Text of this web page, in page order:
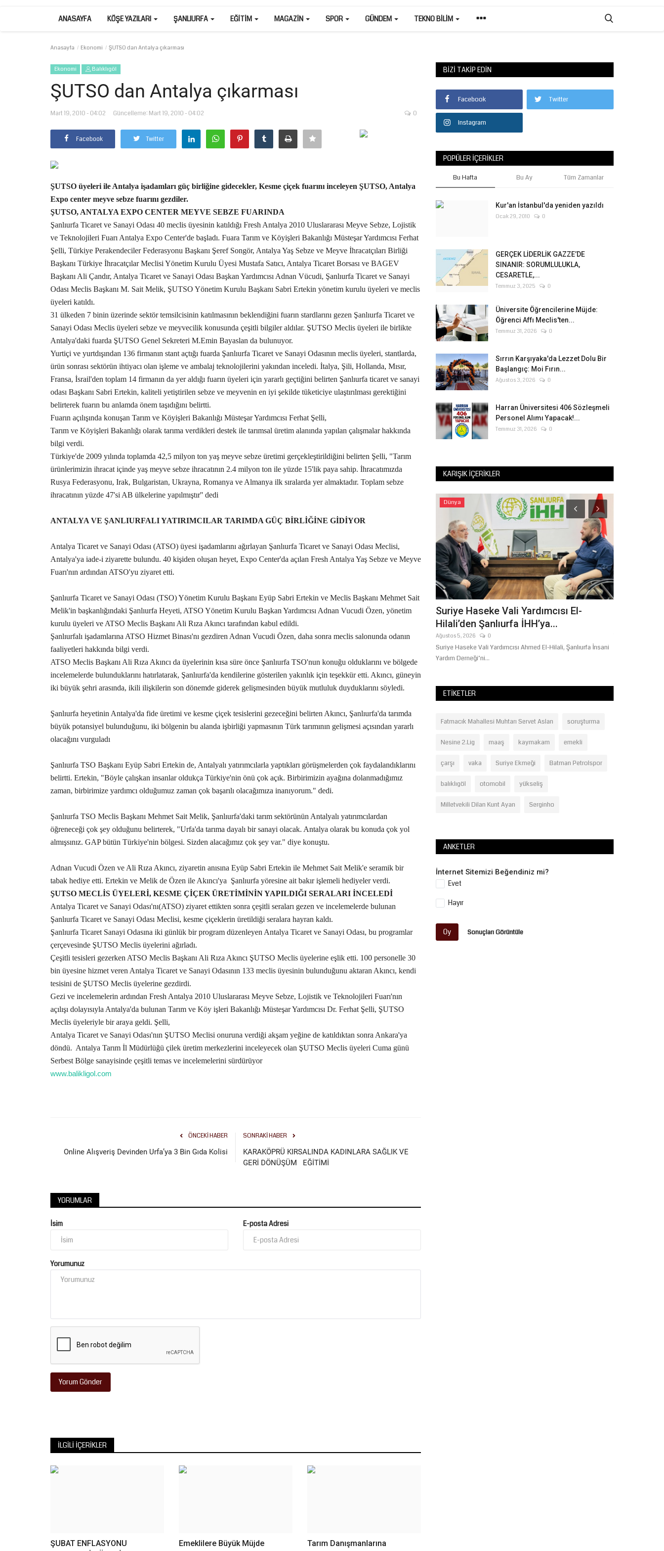
ANASAYFA KÖŞE YAZILARI ŞANLIURFA EĞITIM MAGAZIN SPOR GÜNDEM TEKNO BILIM
Anasayfa Ekonomi ŞUTSO dan Antalya çıkarması
Ekonomi Balıklıgöl
ŞUTSO dan Antalya çıkarması
Mart 19, 2010 - 04:02 Güncelleme: Mart 19, 2010 - 04:02 0
Facebook Twitter
ŞUTSO üyeleri ile Antalya işadamları güç birliğine gidecekler, Kesme çiçek fuarını inceleyen ŞUTSO, Antalya
Expo center meyve sebze fuarını gezdiler.
ŞUTSO, ANTALYA EXPO CENTER MEYVE SEBZE FUARINDA
Şanlıurfa Ticaret ve Sanayi Odası 40 meclis üyesinin katıldığı Fresh Antalya 2010 Uluslararası Meyve Sebze, Lojistik
ve Teknolojileri Fuarı Antalya Expo Center'de başladı. Fuara Tarım ve Köyişleri Bakanlığı Müsteşar Yardımcısı Ferhat
Şelli, Türkiye Perakendeciler Federasyonu Başkanı Şeref Songör, Antalya Yaş Sebze ve Meyve İhracatçıları Birliği
Başkanı Türkiye İhracatçılar Meclisi Yönetim Kurulu Üyesi Mustafa Satıcı, Antalya Ticaret Borsası ve BAGEV
Başkanı Ali Çandır, Antalya Ticaret ve Sanayi Odası Başkan Yardımcısı Adnan Vücudi, Şanlıurfa Ticaret ve Sanayi
Odası Meclis Başkanı M. Sait Melik, ŞUTSO Yönetim Kurulu Başkanı Sabri Ertekin yönetim kurulu üyeleri ve meclis
üyeleri katıldı.
31 ülkeden 7 binin üzerinde sektör temsilcisinin katılmasının beklendiğini fuarın stardlarını gezen Şanlıurfa Ticaret ve
Sanayi Odası Meclis üyeleri sebze ve meyvecilik konusunda çeşitli bilgiler aldılar. ŞUTSO Meclis üyeleri ile birlikte
Antalya'daki fuarda ŞUTSO Genel Sekreteri M.Emin Bayaslan da bulunuyor.
Yurtiçi ve yurtdışından 136 firmanın stant açtığı fuarda Şanlıurfa Ticaret ve Sanayi Odasının meclis üyeleri, stantlarda,
ürün sonrası sektörün ihtiyacı olan işleme ve ambalaj teknolojilerini yakından inceledi. İtalya, Şili, Hollanda, Mısır,
Fransa, İsrail'den toplam 14 firmanın da yer aldığı fuarın üyeleri için yararlı geçtiğini belirten Şanlıurfa ticaret ve sanayi
odası Başkanı Sabri Ertekin, kaliteli yetiştirilen sebze ve meyvenin en iyi şekilde tüketiciye ulaştırılması gerektiğini
belirterek fuarın bu anlamda önem taşıdığını belirtti.
Fuarın açılışında konuşan Tarım ve Köyişleri Bakanlığı Müsteşar Yardımcısı Ferhat Şelli,
Tarım ve Köyişleri Bakanlığı olarak tarıma verdikleri destek ile tarımsal üretim alanında yapılan çalışmalar hakkında
bilgi verdi.
Türkiye'de 2009 yılında toplamda 42,5 milyon ton yaş meyve sebze üretimi gerçekleştirildiğini belirten Şelli, "Tarım
ürünlerimizin ihracat içinde yaş meyve sebze ihracatının 2.4 milyon ton ile yüzde 15'lik paya sahip. İhracatımızda
Rusya Federasyonu, Irak, Bulgaristan, Ukrayna, Romanya ve Almanya ilk sıralarda yer almaktadır. Toplam sebze
ihracatının yüzde 47'si AB ülkelerine yapılmıştır'' dedi
ANTALYA VE ŞANLIURFALI YATIRIMCILAR TARIMDA GÜÇ BİRLİĞİNE GİDİYOR
Antalya Ticaret ve Sanayi Odası (ATSO) üyesi işadamlarını ağırlayan Şanlıurfa Ticaret ve Sanayi Odası Meclisi,
Antalya'ya iade-i ziyarette bulundu. 40 kişiden oluşan heyet, Expo Center'da açılan Fresh Antalya Yaş Sebze ve Meyve
Fuarı'nın ardından ATSO'yu ziyaret etti.
Şanlıurfa Ticaret ve Sanayi Odası (TSO) Yönetim Kurulu Başkanı Eyüp Sabri Ertekin ve Meclis Başkanı Mehmet Sait
Melik'in başkanlığındaki Şanlıurfa Heyeti, ATSO Yönetim Kurulu Başkan Yardımcısı Adnan Vucudi Özen, yönetim
kurulu üyeleri ve ATSO Meclis Başkanı Ali Rıza Akıncı tarafından kabul edildi.
Şanlıurfalı işadamlarına ATSO Hizmet Binası'nı gezdiren Adnan Vucudi Özen, daha sonra meclis salonunda odanın
faaliyetleri hakkında bilgi verdi.
ATSO Meclis Başkanı Ali Rıza Akıncı da üyelerinin kısa süre önce Şanlıurfa TSO'nun konuğu olduklarını ve bölgede
incelemelerde bulunduklarını hatırlatarak, Şanlıurfa'da kendilerine gösterilen yakınlık için teşekkür etti. Akıncı, güneyin
iki büyük şehri arasında, ikili ilişkilerin son dönemde giderek gelişmesinden büyük mutluluk duyduklarını söyledi.
Şanlıurfa heyetinin Antalya'da fide üretimi ve kesme çiçek tesislerini gezeceğini belirten Akıncı, Şanlıurfa'da tarımda
büyük potansiyel bulunduğunu, iki bölgenin bu alanda işbirliği yapmasının Türk tarımının gelişmesi açısından yararlı
olacağını vurguladı
Şanlıurfa TSO Başkanı Eyüp Sabri Ertekin de, Antalyalı yatırımcılarla yaptıkları görüşmelerden çok faydalandıklarını
belirtti. Ertekin, "Böyle çalışkan insanlar oldukça Türkiye'nin önü çok açık. Birbirimizin ayağına dolanmadığımız
zaman, birbirimize yardımcı olduğumuz zaman çok başarılı olacağımıza inanıyorum." dedi.
Şanlıurfa TSO Meclis Başkanı Mehmet Sait Melik, Şanlıurfa'daki tarım sektörünün Antalyalı yatırımcılardan
öğreneceği çok şey olduğunu belirterek, "Urfa'da tarıma dayalı bir sanayi olacak. Antalya olarak bu konuda çok yol
almışsınız. GAP bütün Türkiye'nin bölgesi. Sizden alacağımız çok şey var." diye konuştu.
Adnan Vucudi Özen ve Ali Rıza Akıncı, ziyaretin anısına Eyüp Sabri Ertekin ile Mehmet Sait Melik'e seramik bir
tabak hediye etti. Ertekin ve Melik de Özen ile Akıncı'ya Şanlıurfa yöresine ait bakır işlemeli hediyeler verdi.
ŞUTSO MECLİS ÜYELERİ, KESME ÇİÇEK ÜRETİMİNİN YAPILDIĞI SERALARI İNCELEDİ
Antalya Ticaret ve Sanayi Odası'nı(ATSO) ziyaret ettikten sonra çeşitli seraları gezen ve incelemelerde bulunan
Şanlıurfa Ticaret ve Sanayi Odası Meclisi, kesme çiçeklerin üretildiği seralara hayran kaldı.
Şanlıurfa Ticaret Sanayi Odasına iki günlük bir program düzenleyen Antalya Ticaret ve Sanayi Odası, bu programlar
çerçevesinde ŞUTSO Meclis üyelerini ağırladı.
Çeşitli tesisleri gezerken ATSO Meclis Başkanı Ali Rıza Akıncı ŞUTSO Meclis üyelerine eşlik etti. 100 personelle 30
bin üyesine hizmet veren Antalya Ticaret ve Sanayi Odasının 133 meclis üyesinin bulunduğunu aktaran Akıncı, kendi
tesisini de ŞUTSO Meclis üyelerine gezdirdi.
Gezi ve incelemelerin ardından Fresh Antalya 2010 Uluslararası Meyve Sebze, Lojistik ve Teknolojileri Fuarı'nın
açılışı dolayısıyla Antalya'da bulunan Tarım ve Köy işleri Bakanlığı Müsteşar Yardımcısı Dr. Ferhat Şelli, ŞUTSO
Meclis üyeleriyle bir araya geldi. Şelli,
Antalya Ticaret ve Sanayi Odası'nın ŞUTSO Meclisi onuruna verdiği akşam yeğine de katıldıktan sonra Ankara'ya
döndü. Antalya Tarım İl Müdürlüğü çilek üretim merkezlerini inceleyecek olan ŞUTSO Meclis üyeleri Cuma günü
Serbest Bölge sanayisinde çeşitli temas ve incelemelerini sürdürüyor
www.balikligol.com
ÖNCEKI HABER
Online Alışveriş Devinden Urfa’ya 3 Bin Gıda Kolisi
SONRAKI HABER
KARAKÖPRÜ KIRSALINDA KADINLARA SAĞLIK VE
GERİ DÖNÜŞÜM EĞİTİMİ
YORUMLAR
İsim E-posta Adresi
Yorumunuz
Yorum Gönder
İLGILI İÇERIKLER
ŞUBAT ENFLASYONU
Emeklilere Büyük Müjde
Tarım Danışmanlarına
BIZI TAKIP EDIN
Facebook Twitter
Instagram
POPÜLER İÇERIKLER
Bu Hafta Bu Ay Tüm Zamanlar
Kur'an İstanbul'da yeniden yazıldı
Ocak 29, 2010 0
GERÇEK LİDERLİK GAZZE’DE
SINANIR: SORUMLULUKLA,
CESARETLE,...
Temmuz 3, 2025 0
Üniversite Öğrencilerine Müjde:
Öğrenci Affı Meclis'ten...
Temmuz 31, 2026 0
Sırrın Karşıyaka'da Lezzet Dolu Bir
Başlangıç: Moi Fırın...
Ağustos 3, 2026 0
Harran Üniversitesi 406 Sözleşmeli
Personel Alımı Yapacak!...
Temmuz 31, 2026 0
KARIŞIK İÇERIKLER
Milletvekili Yazmacı müjdeyi verdi:
“Viranşehir Sağlık...
Temmuz 8, 2026 0
Yazmacı’nın girişimiyle hemşirelik bölümünün ardından ebelik
bölümü de öğrenci kabulüne...
BÜYÜKŞEHİR'İN YÜZME HAVUZLARI
ÇOCUKLARIN YÜZÜNÜ GÜLDÜRÜYOR
Temmuz 24, 2026 0
Büyükşehir Belediyesi tarafından...
Dünya
Suriye Haseke Vali Yardımcısı El-
Hilali’den Şanlıurfa İHH’ya...
Ağustos 5, 2026 0
Suriye Haseke Vali Yardımcısı Ahmed El-Hilali, Şanlıurfa İnsani
Yardım Derneği’ni...
ETIKETLER
Fatmacık Mahallesi Muhtarı Servet Aslan soruşturma
Nesine 2.Lig maaş kaymakam emekli
çarşı vaka Suriye Ekmeği Batman Petrolspor
balıklıgöl otomobil yükseliş
Milletvekili Dilan Kunt Ayan Serginho
ANKETLER
İnternet Sitemizi Beğendiniz mi?
Evet
Hayır
Oy Sonuçları Görüntüle